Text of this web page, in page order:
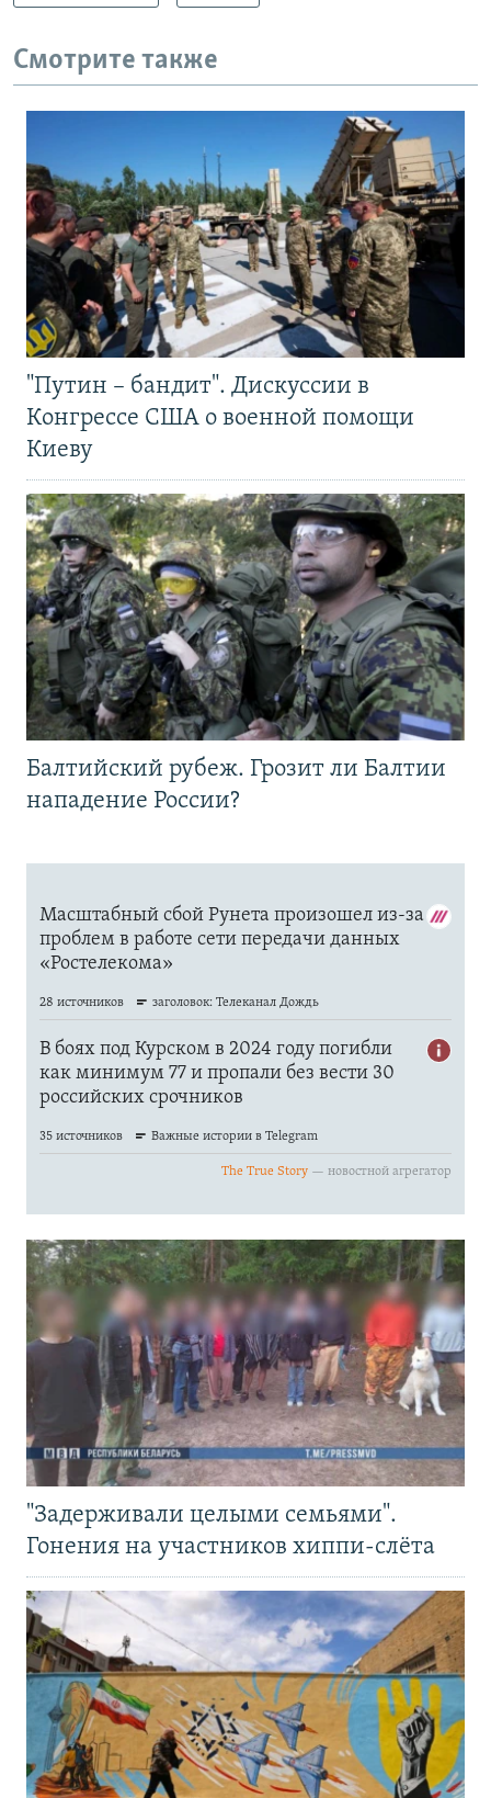
Смотрите также
"Путин – бандит". Дискуссии в
Конгрессе США о военной помощи
Киеву
Балтийский рубеж. Грозит ли Балтии
нападение России?
"Задерживали целыми семьями".
Гонения на участников хиппи-слёта